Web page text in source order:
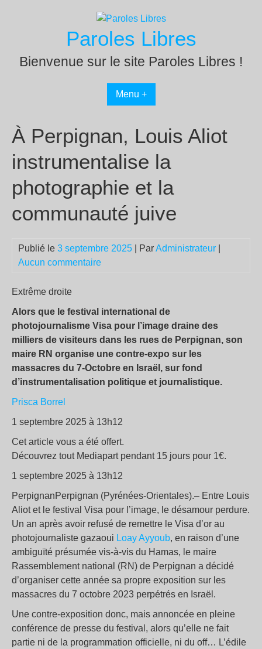
Paroles Libres
Bienvenue sur le site Paroles Libres !
Menu +
À Perpignan, Louis Aliot
instrumentalise la
photographie et la
communauté juive
Publié le 3 septembre 2025 | ParAdministrateur
Aucun commentaire
Extrême droite
Alors que le festival international de
photojournalisme Visa pour l’image draine des
milliers de visiteurs dans les rues de Perpignan, son
maire RN organise une contre-expo sur les
massacres du 7-Octobre en Israël, sur fond
d’instrumentalisation politique et journalistique.
Prisca Borrel
1 septembre 2025 à 13h12
Cet article vous a été offert.
Découvrez tout Mediapart pendant 15 jours pour 1€.
1 septembre 2025 à 13h12
PerpignanPerpignan (Pyrénées-Orientales).– Entre Louis
Aliot et le festival Visa pour l’image, le désamour perdure.
Un an après avoir refusé de remettre le Visa d’or au
photojournaliste gazaoui Loay Ayyoub, en raison d’une
ambiguïté présumée vis-à-vis du Hamas, le maire
Rassemblement national (RN) de Perpignan a décidé
d’organiser cette année sa propre exposition sur les
massacres du 7 octobre 2023 perpétrés en Israël.
Une contre-exposition donc, mais annoncée en pleine
conférence de presse du festival, alors qu’elle ne fait
partie ni de la programmation officielle, ni du off… L’édile